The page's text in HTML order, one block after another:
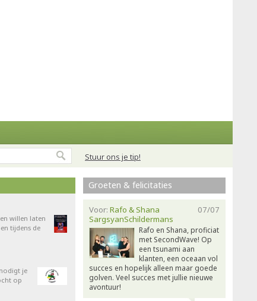
Stuur ons je tip!
willen laten
tijdens de
je
op
Groeten & felicitaties
07/07
Voor: Rafo & Shana
SargsyanSchildermans
Rafo en Shana, proficiat
met SecondWave! Op
een tsunami aan
klanten, een oceaan vol
succes en hopelijk alleen maar goede
golven. Veel succes met jullie nieuwe
avontuur!